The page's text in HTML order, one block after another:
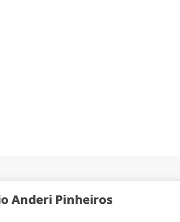
Anderi Pinheiros